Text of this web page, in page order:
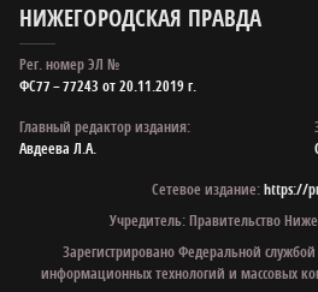
НИЖЕГОРОДСКАЯ ПРАВДА
Рег. номер ЭЛ №
ФС77 – 77243 от 20.11.2019 г.
Главный редактор издания:
Авдеева Л.А.
Сетевое издание:https://
Учредитель: Правительство
Зарегистрировано Федеральной
информационных технологий и массовых